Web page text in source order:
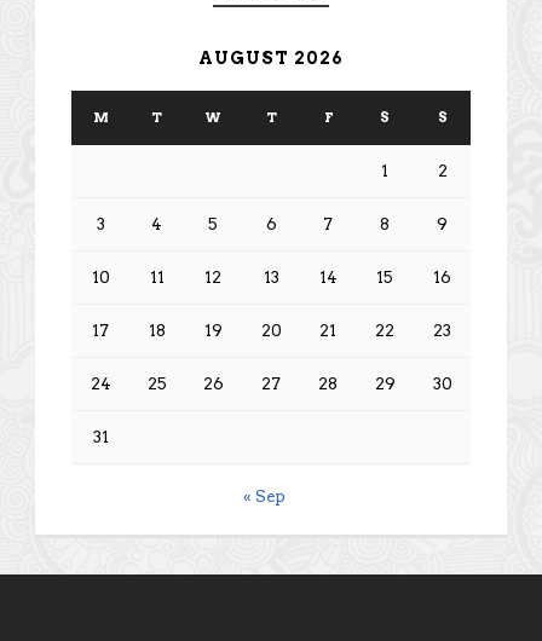
AUGUST 2026
M T W T F S S
1 2
3 4 5 6 7 8 9
10 11 12 13 14 15 16
17 18 19 20 21 22 23
24 25 26 27 28 29 30
31
« Sep